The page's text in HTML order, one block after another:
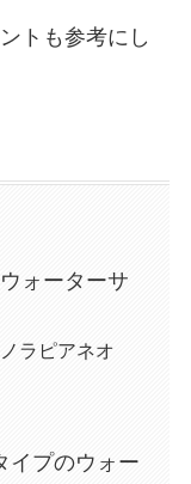
トも参考にし
ォーターサ
ラピアネオ
イプのウォー